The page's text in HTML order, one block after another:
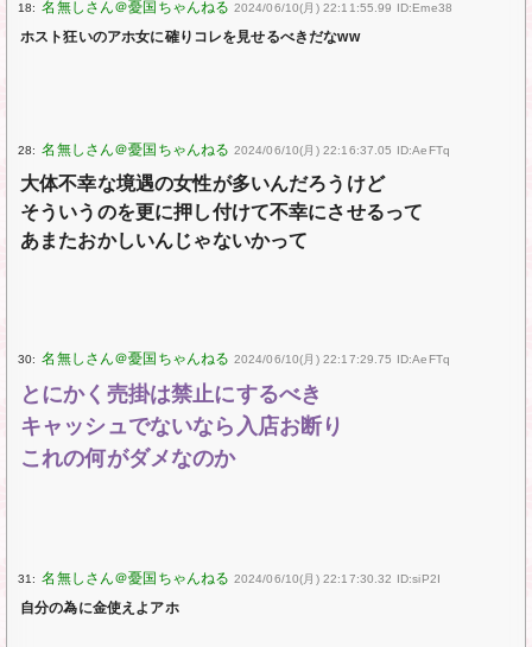
18: 2024/06/10(月) 22:11:55.99 ID:Eme38
ホスト狂いのアホ女に確りコレを見せるべきだなww
28: 2024/06/10(月) 22:16:37.05 ID:AeFTq
大体不幸な境遇の女性が多いんだろうけど
そういうのを更に押し付けて不幸にさせるって
あまたおかしいんじゃないかって
30: 2024/06/10(月) 22:17:29.75 ID:AeFTq
とにかく売掛は禁止にするべき
キャッシュでないなら入店お断り
これの何がダメなのか
31: 2024/06/10(月) 22:17:30.32 ID:siP2I
自分の為に金使えよアホ